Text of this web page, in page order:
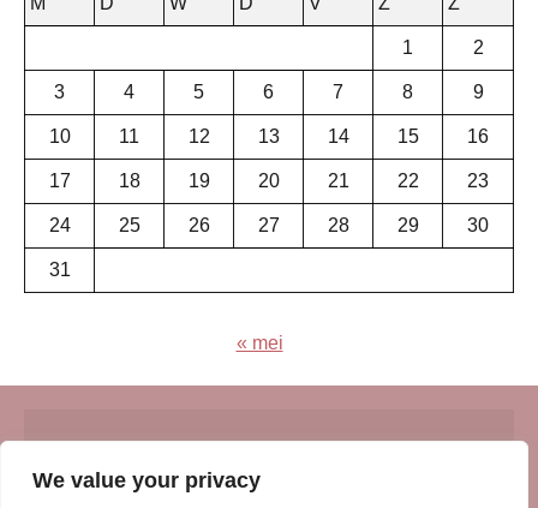
We value your privacy
1 2
3 4 5 6 7 8 9
10 11 12 13 14 15 16
17 18 19 20 21 22 23
24 25 26 27 28 29 30
31
« mei
© Insert Internetuitgeverij